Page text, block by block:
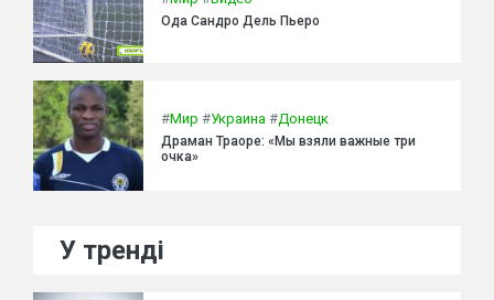
Ода Сандро Дель Пьеро
#Мир #Украина #Донецк
Драман Траоре: «Мы взяли важные три
очка»
У тренді